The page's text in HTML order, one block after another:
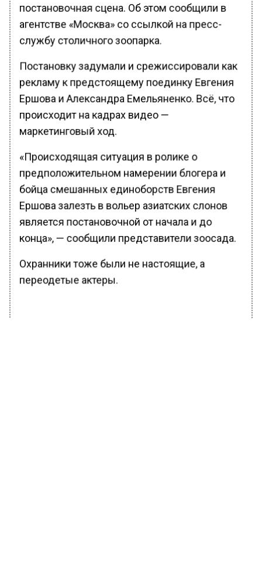
постановочная сцена. Об этом сообщили в
агентстве «Москва» со ссылкой на пресс-
службу столичного зоопарка.
Постановку задумали и срежиссировали как
рекламу к предстоящему поединку Евгения
Ершова и Александра Емельяненко. Всё, что
происходит на кадрах видео —
маркетинговый ход.
«Происходящая ситуация в ролике о
предположительном намерении блогера и
бойца смешанных единоборств Евгения
Ершова залезть в вольер азиатских слонов
является постановочной от начала и до
конца», — сообщили представители зоосада.
Охранники тоже были не настоящие, а
переодетые актеры.